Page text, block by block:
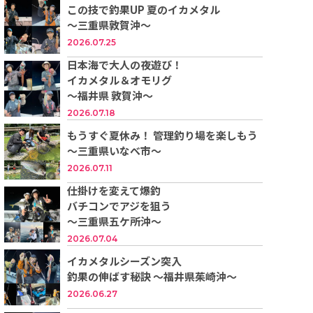
この技で釣果UP 夏のイカメタル
～三重県敦賀沖～
2026.07.25
日本海で大人の夜遊び！
イカメタル＆オモリグ
〜福井県 敦賀沖〜
2026.07.18
もうすぐ夏休み！ 管理釣り場を楽しもう
～三重県いなべ市～
2026.07.11
仕掛けを変えて爆釣
バチコンでアジを狙う
～三重県五ケ所沖～
2026.07.04
イカメタルシーズン突入
釣果の伸ばす秘訣 ～福井県茱崎沖～
2026.06.27